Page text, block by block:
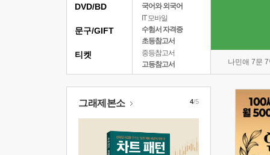
국어와 외국어
IT 모바일
수험서 자격증
초등참고서
중등참고서
고등참고서
나민애 7문
DVD/BD
문구/GIFT
티켓
그래제본소 4/5